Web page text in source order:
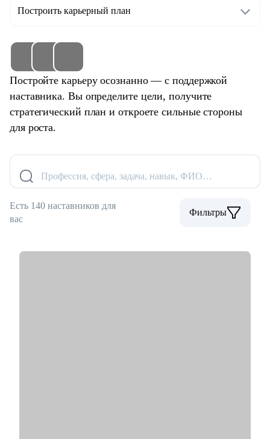
Построить карьерный план
Постройте карьеру осознанно — с поддержкой
наставника. Вы определите цели, получите
стратегический план и откроете сильные стороны
для роста.
Профессия, сфера, задача, навык, ФИО…
Есть 140 наставников для
вас
Фильтры